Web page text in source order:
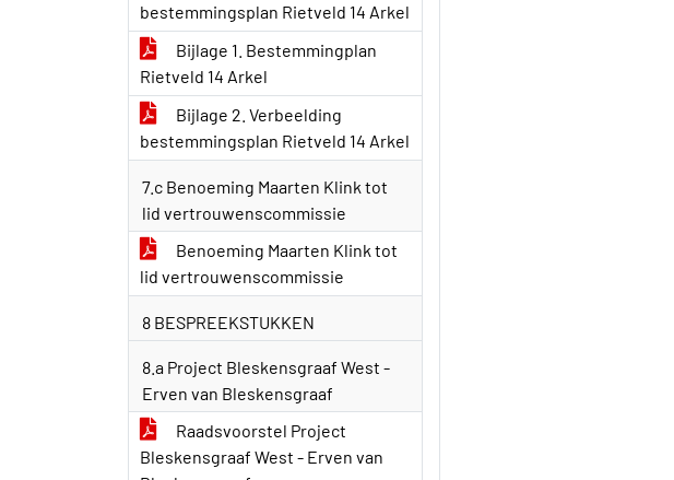
bestemmingsplan Rietveld 14 Arkel
Bijlage 1. Bestemmingplan
Rietveld 14 Arkel
Bijlage 2. Verbeelding
bestemmingsplan Rietveld 14 Arkel
7.c Benoeming Maarten Klink tot
lid vertrouwenscommissie
Benoeming Maarten Klink tot
lid vertrouwenscommissie
8 BESPREEKSTUKKEN
8.a Project Bleskensgraaf West -
Erven van Bleskensgraaf
Raadsvoorstel Project
Bleskensgraaf West - Erven van